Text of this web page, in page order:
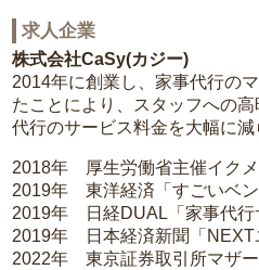
求人企業
株式会社CaSy(カジー)
2014年に創業し、家事代行の
たことにより、スタッフへの
代行のサービス料金を大幅に減
2018年 厚生労働省主催イク
2019年 東洋経済「すごいベ
2019年 日経DUAL「家事代行
2019年 日本経済新聞「NEXT
2022年 東京証券取引所マザ